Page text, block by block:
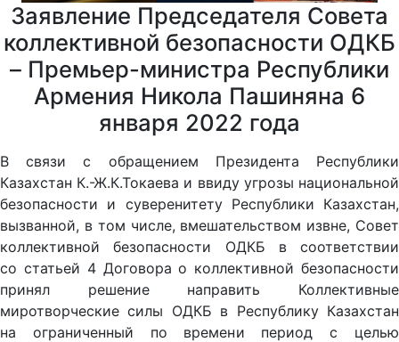
Заявление Председателя Совета
коллективной безопасности ОДКБ
– Премьер-министра Республики
Армения Никола Пашиняна 6
января 2022 года
В связи с обращением Президента Республики
Казахстан К.-Ж.К.Токаева и ввиду угрозы национальной
безопасности и суверенитету Республики Казахстан,
вызванной, в том числе, вмешательством извне, Совет
коллективной безопасности ОДКБ в соответствии
со статьей 4 Договора о коллективной безопасности
принял решение направить Коллективные
миротворческие силы ОДКБ в Республику Казахстан
на ограниченный по времени период с целью